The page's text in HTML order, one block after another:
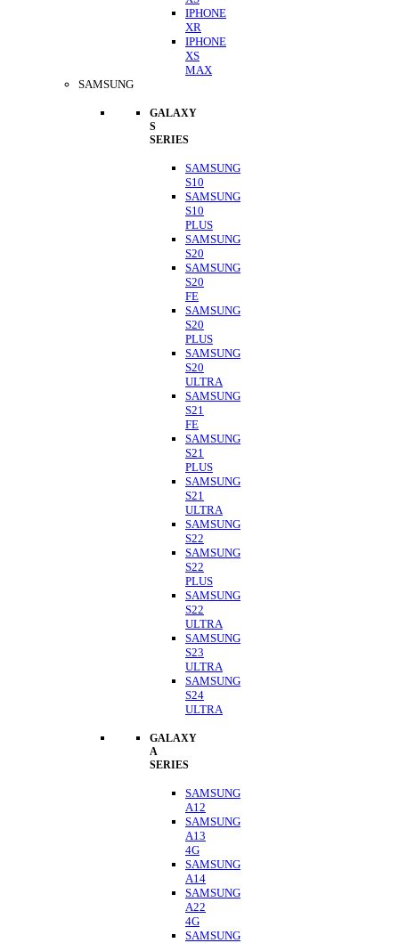
IPHONE
XR
IPHONE
XS
MAX
SAMSUNG
GALAXY
S
SERIES
SAMSUNG
S10
SAMSUNG
S10
PLUS
SAMSUNG
S20
SAMSUNG
S20
FE
SAMSUNG
S20
PLUS
SAMSUNG
S20
ULTRA
SAMSUNG
S21
FE
SAMSUNG
S21
PLUS
SAMSUNG
S21
ULTRA
SAMSUNG
S22
SAMSUNG
S22
PLUS
SAMSUNG
S22
ULTRA
SAMSUNG
S23
ULTRA
SAMSUNG
S24
ULTRA
GALAXY
A
SERIES
SAMSUNG
A12
SAMSUNG
A13
4G
SAMSUNG
A14
SAMSUNG
A22
4G
SAMSUNG